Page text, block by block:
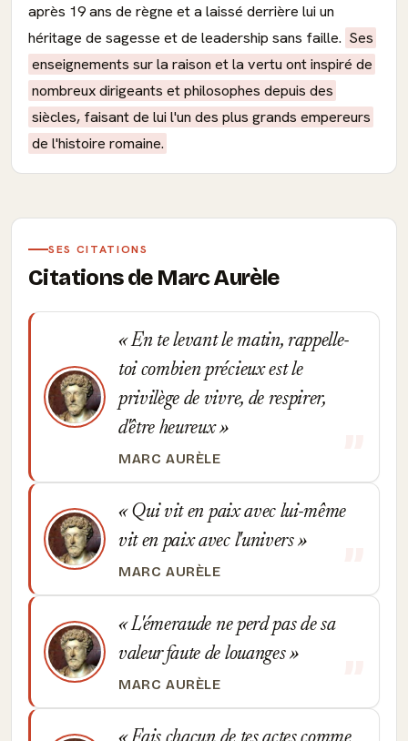
après 19 ans de règne et a laissé derrière lui un
héritage de sagesse et de leadership sans faille. Ses
enseignements sur la raison et la vertu ont inspiré de
nombreux dirigeants et philosophes depuis des
siècles, faisant de lui l'un des plus grands empereurs
de l'histoire romaine.
SES CITATIONS
Citations de Marc Aurèle
En te levant le matin, rappelle-
toi combien précieux est le
privilège de vivre, de respirer,
d'être heureux
MARC AURÈLE
Qui vit en paix avec lui-même
vit en paix avec l'univers
MARC AURÈLE
L'émeraude ne perd pas de sa
valeur faute de louanges
MARC AURÈLE